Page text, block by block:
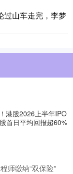
过山车走完，李梦
港股2026上半年IPO
首日平均回报超60%
师缴纳“双保险”